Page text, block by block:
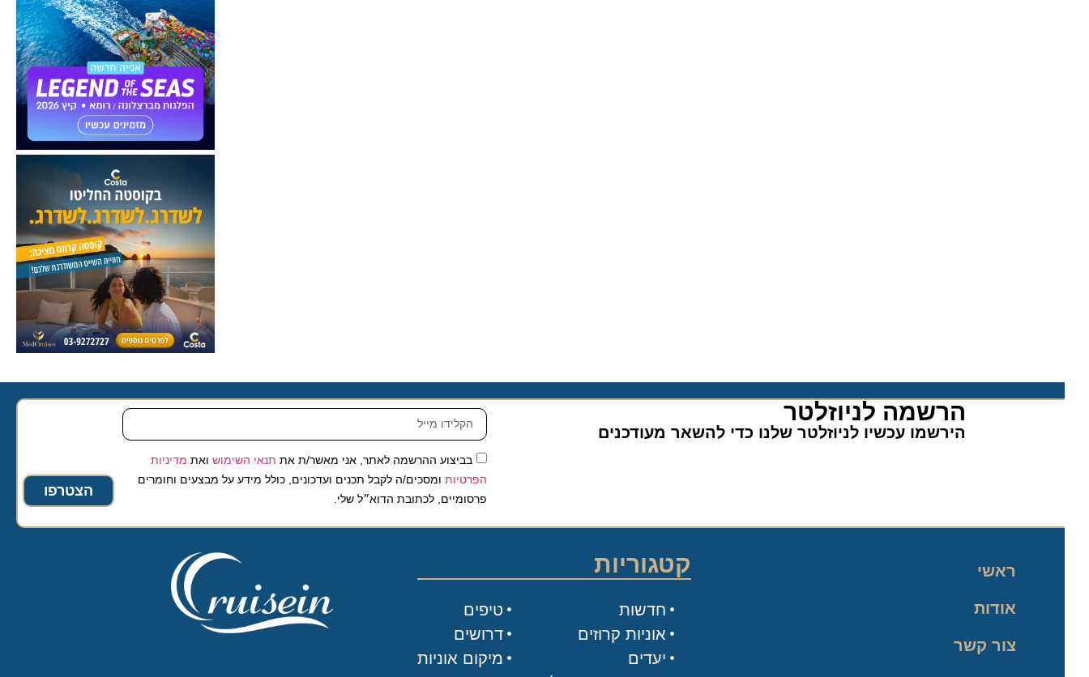
הרשמה לניוזלטר​
הירשמו עכשיו לניוזלטר שלנו כדי להשאר מעודכנים
בביצוע ההרשמה לאתר, אני מאשר/ת אתתנאי השימושואת מדיניות
הפרטיותומסכים/ה לקבל תכנים ועדכונים, כולל מידע על מבצעים וחומרים
פרסומיים, לכתובת הדוא״ל שלי.
הצטרפו
קטגוריות
טיפים
דרושים
מיקום אוניות
חדשות
אוניות קרוזים
יעדים
ראשי
אודות
צור קשר